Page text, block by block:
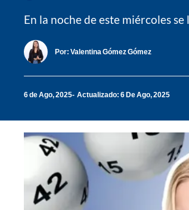
En la noche de este miércoles
Por: Valentina Gómez Gómez
6 de Ago, 2025 Actualizado: 6 De Ago, 2025